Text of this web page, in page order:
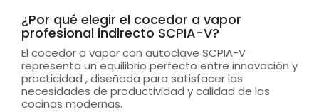
¿Por qué elegir el cocedor a vapor
profesional indirecto SCPIA-V?
El cocedor a vapor con autoclave SCPIA-V
representa un equilibrio perfecto entre innovación y
practicidad , diseñada para satisfacer las
necesidades de productividad y calidad de las
cocinas modernas.